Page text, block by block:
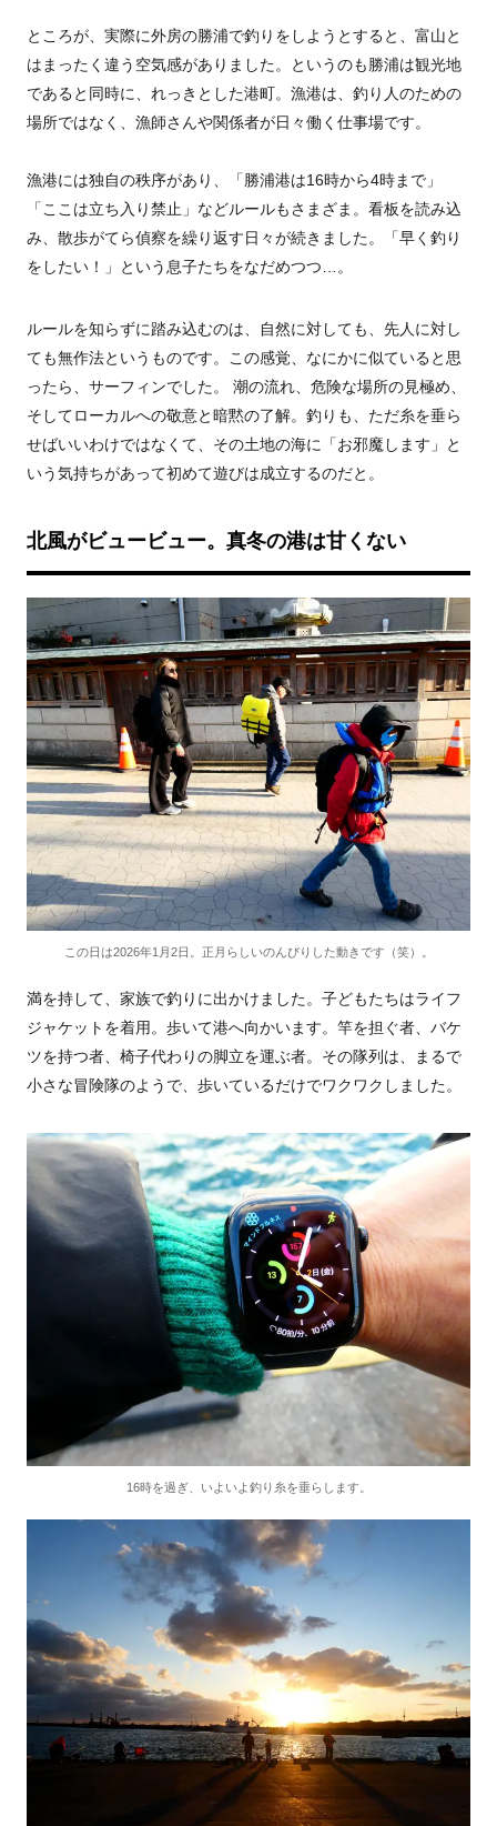
ところが、実際に外房の勝浦で釣りをしようとすると、富山と
はまったく違う空気感がありました。というのも勝浦は観光地
であると同時に、れっきとした港町。漁港は、釣り人のための
場所ではなく、漁師さんや関係者が日々働く仕事場です。
漁港には独自の秩序があり、「勝浦港は16時から4時まで」
「ここは立ち入り禁止」などルールもさまざま。看板を読み込
み、散歩がてら偵察を繰り返す日々が続きました。「早く釣り
をしたい！」という息子たちをなだめつつ…。
ルールを知らずに踏み込むのは、自然に対しても、先人に対し
ても無作法というものです。この感覚、なにかに似ていると思
ったら、サーフィンでした。 潮の流れ、危険な場所の見極め、
そしてローカルへの敬意と暗黙の了解。釣りも、ただ糸を垂ら
せばいいわけではなくて、その土地の海に「お邪魔します」と
いう気持ちがあって初めて遊びは成立するのだと。
北風がビュービュー。真冬の港は甘くない
この日は2026年1月2日。正月らしいのんびりした動きです（笑）。
満を持して、家族で釣りに出かけました。子どもたちはライフ
ジャケットを着用。歩いて港へ向かいます。竿を担ぐ者、バケ
ツを持つ者、椅子代わりの脚立を運ぶ者。その隊列は、まるで
小さな冒険隊のようで、歩いているだけでワクワクしました。
16時を過ぎ、いよいよ釣り糸を垂らします。